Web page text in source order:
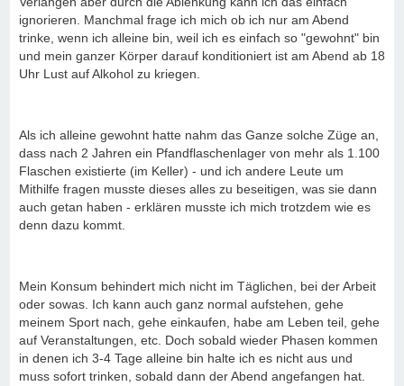
ignorieren. Manchmal frage ich mich ob ich nur am Abend
trinke, wenn ich alleine bin, weil ich es einfach so "gewohnt" bin
und mein ganzer Körper darauf konditioniert ist am Abend ab 18
Uhr Lust auf Alkohol zu kriegen.
Als ich alleine gewohnt hatte nahm das Ganze solche Züge an,
dass nach 2 Jahren ein Pfandflaschenlager von mehr als 1.100
Flaschen existierte (im Keller) - und ich andere Leute um
Mithilfe fragen musste dieses alles zu beseitigen, was sie dann
auch getan haben - erklären musste ich mich trotzdem wie es
denn dazu kommt.
Mein Konsum behindert mich nicht im Täglichen, bei der Arbeit
oder sowas. Ich kann auch ganz normal aufstehen, gehe
meinem Sport nach, gehe einkaufen, habe am Leben teil, gehe
auf Veranstaltungen, etc. Doch sobald wieder Phasen kommen
in denen ich 3-4 Tage alleine bin halte ich es nicht aus und
muss sofort trinken, sobald dann der Abend angefangen hat.